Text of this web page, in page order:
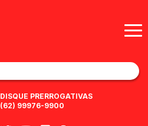
DISQUE PRERROGATIVAS
(62) 99976-9900